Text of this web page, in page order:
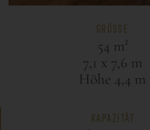
GRÖSSE
54 m²
7,1 x 7,6 m
Höhe 4,4 m
KAPAZITÄT